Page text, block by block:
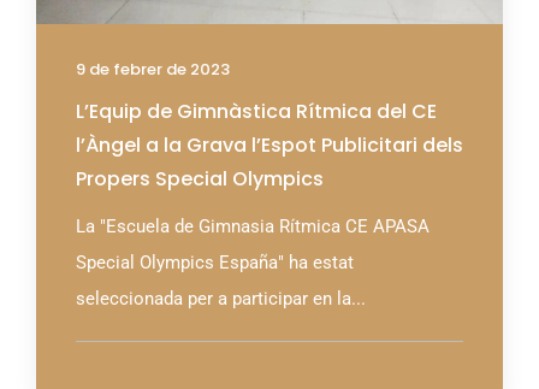
9 de febrer de 2023
L’Equip de Gimnàstica Rítmica del CE
l’Àngel a la Grava l’Espot Publicitari dels
Propers Special Olympics
La "Escuela de Gimnasia Rítmica CE APASA
Special Olympics España" ha estat
seleccionada per a participar en la...